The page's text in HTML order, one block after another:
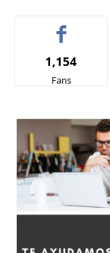
1,154
Fans